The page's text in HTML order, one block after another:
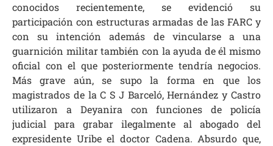
conocidos recientemente, se evidenció su
participación con estructuras armadas de las FARC y
con su intención además de vincularse a una
guarnición militar también con la ayuda de él mismo
oficial con el que posteriormente tendría negocios.
Más grave aún, se supo la forma en que los
magistrados de la C S J Barceló, Hernández y Castro
utilizaron a Deyanira con funciones de policía
judicial para grabar ilegalmente al abogado del
expresidente Uribe el doctor Cadena. Absurdo que,